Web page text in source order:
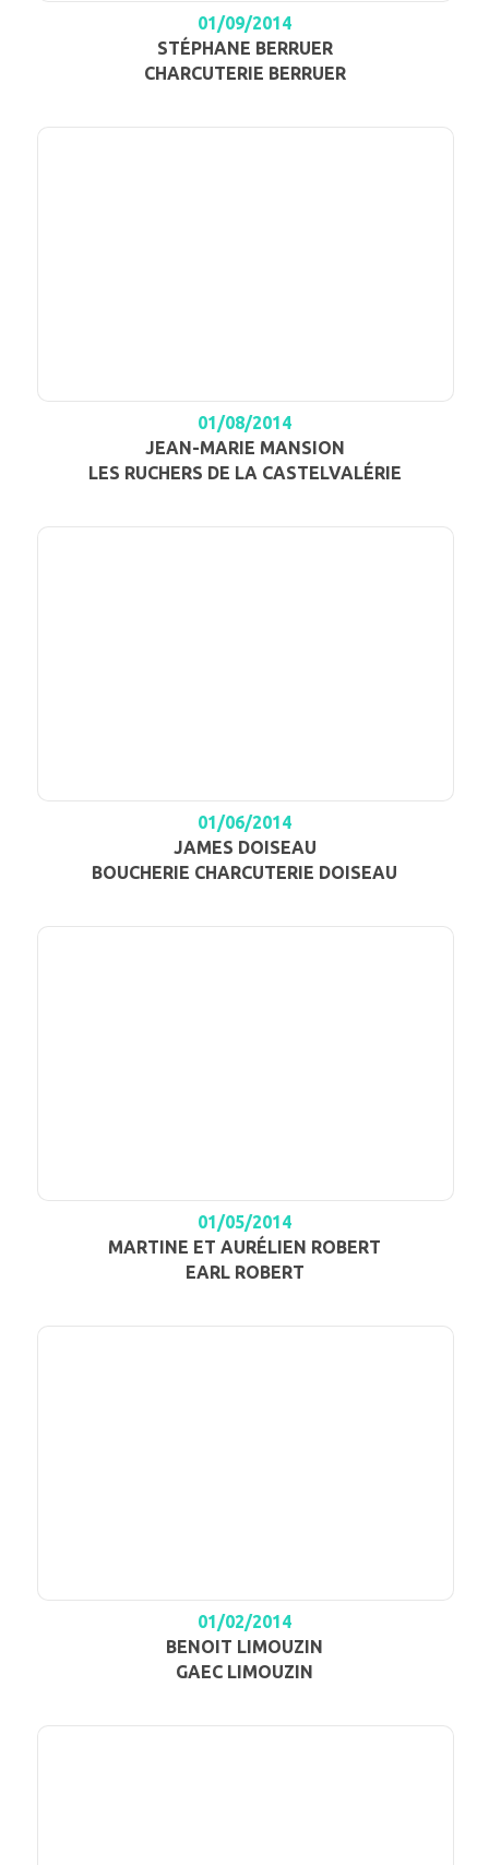
01/09/2014
STÉPHANE BERRUER
CHARCUTERIE BERRUER
01/08/2014
JEAN-MARIE MANSION
LES RUCHERS DE LA CASTELVALÉRIE
01/06/2014
JAMES DOISEAU
BOUCHERIE CHARCUTERIE DOISEAU
01/05/2014
MARTINE ET AURÉLIEN ROBERT
EARL ROBERT
01/02/2014
BENOIT LIMOUZIN
GAEC LIMOUZIN